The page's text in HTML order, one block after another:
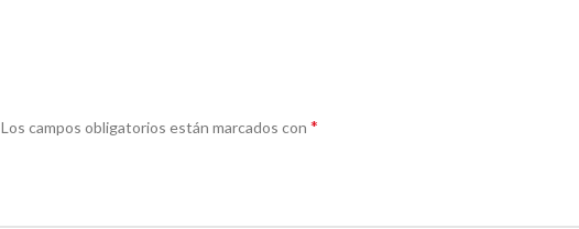
Los campos obligatorios están marcados con *